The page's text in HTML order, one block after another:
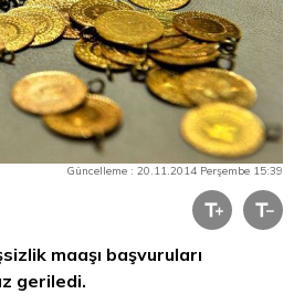
Güncelleme : 20.11.2014 Perşembe 15:39
maaşı başvuruları
geriledi.